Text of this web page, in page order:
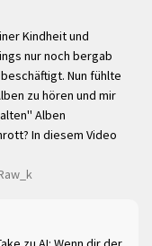
Kindheit und
nur noch bergab
Nun fühlte
zu hören und mir
Alben
In diesem Video